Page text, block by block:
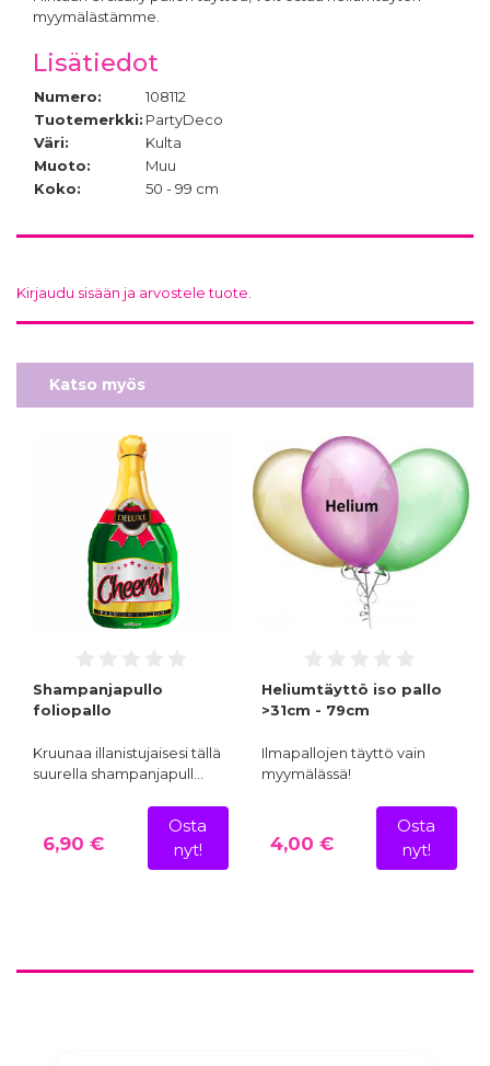
myymälästämme.
Lisätiedot
Numero:
108112
Tuotemerkki: PartyDeco
Väri:
Kulta
Muoto:
Muu
Koko:
50 - 99 cm
Kirjaudu sisään ja arvostele tuote.
Katso myös
Shampanjapullo
foliopallo
Kruunaa illanistujaisesi tällä
suurella shampanjapull…
6,90 €
Osta
nyt!
Heliumtäyttö iso pallo
>31cm - 79cm
Ilmapallojen täyttö vain
myymälässä!
4,00 €
Osta
nyt!